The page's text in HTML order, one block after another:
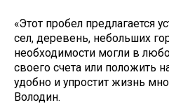
«Этот пробел предлагается
сел, деревень, небольших
необходимости могли в
своего счета или положить
удобно и упростит жизнь
Володин.